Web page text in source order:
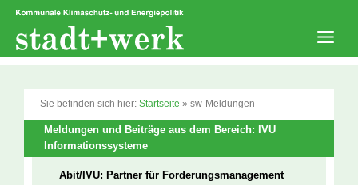
Zum
springen
Sie befinden sich hier: Startseite » sw-Meldungen
Meldungen und Beiträge aus dem Bereich: IVU
Informationssysteme
Abit/IVU: Partner für Forderungsmanagement